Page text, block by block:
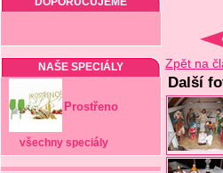
NAŠE SPECIÁLY
Prostřeno
všechny speciály
Zpět na
Další